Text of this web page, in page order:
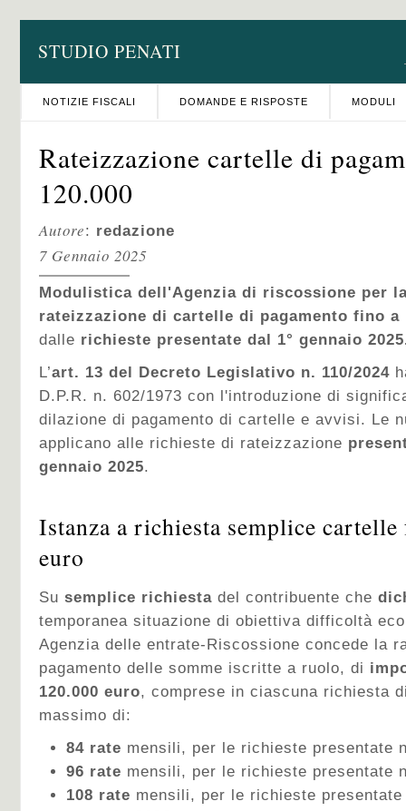
STUDIO PENATI
NOTIZIE FISCALI DOMANDE E RISPOSTE MODULI
Rateizzazione cartelle di
120.000
Autore: redazione
7 Gennaio 2025
Modulistica dell'Agenzia di riscossione per
rateizzazione di cartelle di pagamento fino
dalle richieste presentate dal 1° gennaio
L’art. 13 del Decreto Legislativo n. 110/2024
D.P.R. n. 602/1973 con l'introduzione di
dilazione di pagamento di cartelle e avvisi. Le
applicano alle richieste di rateizzazione
gennaio 2025.
Istanza a richiesta semplice
euro
Su semplice richiesta del contribuente che
temporanea situazione di obiettiva difficoltà
Agenzia delle entrate-Riscossione concede la
pagamento delle somme iscritte a ruolo, di
120.000 euro, comprese in ciascuna richiesta
massimo di:
84 rate mensili, per le richieste presentate
96 rate mensili, per le richieste presentate
108 rate mensili, per le richieste